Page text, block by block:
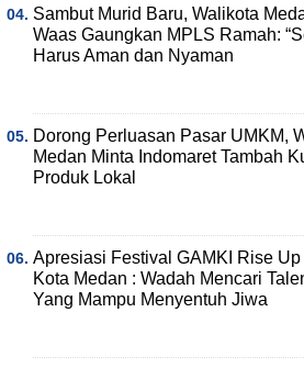
Sambut Murid Baru, Walikota
Waas Gaungkan MPLS Ramah:
Harus Aman dan Nyaman
Dorong Perluasan Pasar UMKM,
Medan Minta Indomaret Tambah
Produk Lokal
Apresiasi Festival GAMKI Rise Up
Kota Medan : Wadah Mencari
Yang Mampu Menyentuh Jiwa